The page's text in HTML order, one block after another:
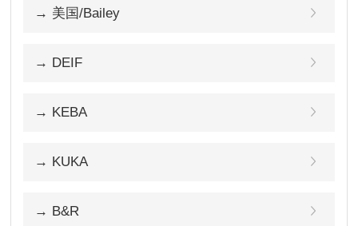
→ 美国/Bailey
→ DEIF
→ KEBA
→ KUKA
→ B&R